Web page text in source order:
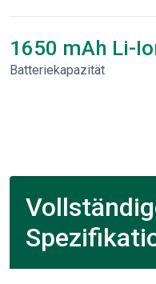
1650 mAh Li-
Batteriekapazität